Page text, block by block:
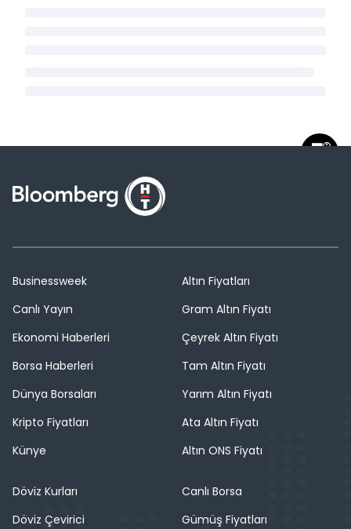
Businessweek
Canlı Yayın
Ekonomi Haberleri
Borsa Haberleri
Dünya Borsaları
Kripto Fiyatları
Künye
Altın Fiyatları
Gram Altın Fiyatı
Çeyrek Altın Fiyatı
Tam Altın Fiyatı
Yarım Altın Fiyatı
Ata Altın Fiyatı
Altın ONS Fiyatı
Döviz Kurları
Döviz Çevirici
Canlı Borsa
Gümüş Fiyatları